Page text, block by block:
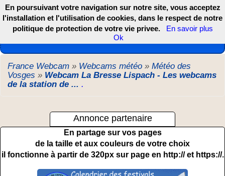
Les webcams de France, DOM TOM et COM
France Webcam » Webcams météo » Météo des
Vosges » Webcam La Bresse Lispach - Les webcams
de la station de ... .
Annonce partenaire
En partage sur vos pages
de la taille et aux couleurs de votre choix
il fonctionne à partir de 320px sur page en http:// et https://.
En poursuivant votre navigation sur notre site, vous acceptez
l'installation et l'utilisation de cookies, dans le respect de notre
politique de protection de votre vie privee.
En savoir plus
Ok